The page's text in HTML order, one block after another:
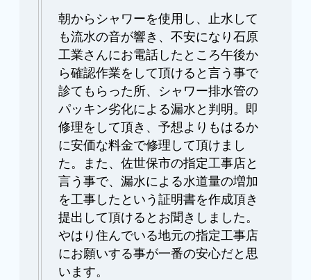
朝からシャワーを使用し、止水して
も流水の音が響き、不安になり石原
工業さんにお電話したところ午後か
ら確認作業をして頂けると言う事で
診てもらった所、シャワー排水管の
パッキン劣化による漏水と判明。即
修理をして頂き、予想よりもはるか
に安価な料金で修理して頂けまし
た。また、佐世保市の指定工事店と
言う事で、漏水による水道量の増加
を工事したという証明書を作成頂き
提出して頂けるとお聞きしました。
やはり住んでいる地元の指定工事店
にお願いする事が一番の安心だと思
います。